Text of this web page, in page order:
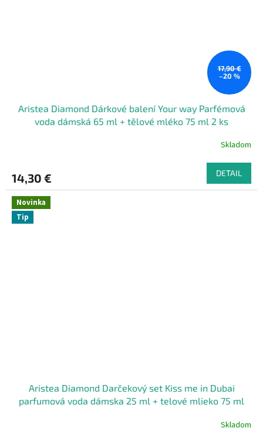
17,90 €
–20 %
Aristea Diamond Dárkové balení Your way Parfémová
voda dámská 65 ml + tělové mléko 75 ml 2 ks
Skladom
14,30 € DETAIL
Novinka
Tip
Aristea Diamond Darčekový set Kiss me in Dubai
parfumová voda dámska 25 ml + telové mlieko 75 ml
Skladom